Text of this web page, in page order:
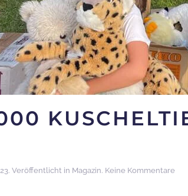
. Veröffentlicht in Magazin. Keine Kommentarezu